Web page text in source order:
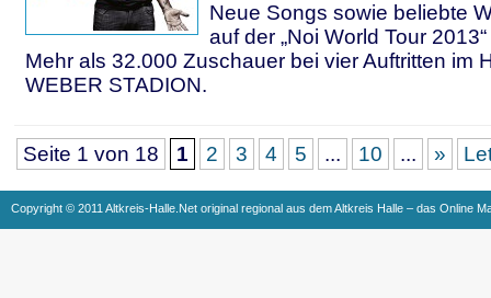
Neue Songs sowie beliebte
auf der „Noi World Tour
Mehr als 32.000 Zuschauer bei vier Auftritten im
WEBER STADION.
Seite 1 von 18 1 2 3 4 5 ... 10 ... »
Copyright © 2011 Altkreis-Halle.Net original regional aus dem Altkreis Halle – das Online